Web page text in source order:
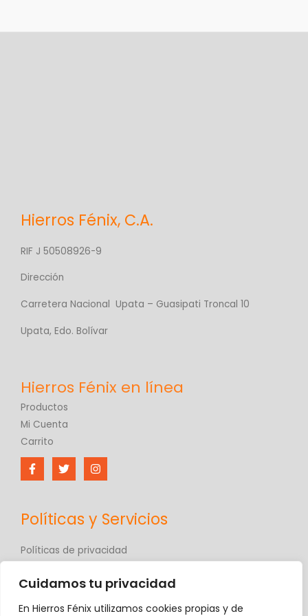
Cuidamos tu privacidad
En Hierros Fénix utilizamos cookies propias y de
Hierros Fénix, C.A.
RIF J 50508926-9
Dirección
Carretera Nacional Upata – Guasipati Troncal 10
Upata, Edo. Bolívar
Productos
Mi Cuenta
Carrito
Políticas y Servicios
Políticas de privacidad
Términos y condiciones
Contáctanos